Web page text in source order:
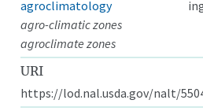
agroclimatology
agro-climatic zones
agroclimate zones
URI
https://lod.nal.usda.gov/nalt/